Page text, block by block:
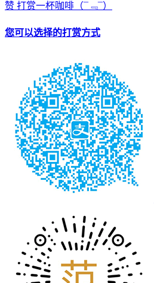
赞 打赏一杯咖啡 （¯﹃¯）
您可以选择的打赏方式